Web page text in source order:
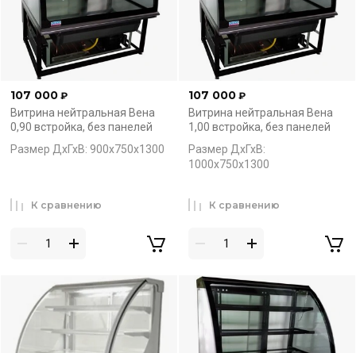
107 000 ₽
Витрина нейтральная Вена
0,90 встройка, без панелей
Размер ДхГхВ: 900х750х1300
К сравнению
107 000 ₽
Витрина нейтральная Вена
1,00 встройка, без панелей
Размер ДхГхВ:
1000х750х1300
К сравнению